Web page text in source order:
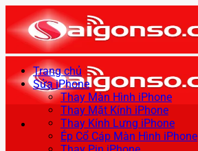
qua
nội
dung
Trang chủ
Sửa iPhone
Thay Màn Hình iPhone
Thay Mặt Kính iPhone
Thay Kính Lưng iPhone
Ép Cổ Cáp Màn Hình iPhone